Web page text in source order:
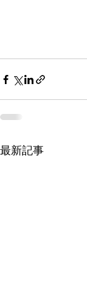
最新記事